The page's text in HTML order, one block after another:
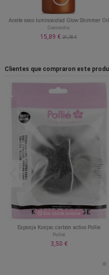
Aceite seco luminosidad Glow Shimmer Oil
Cocosolis
15,89 € 31,78 €
Clientes que compraron este
Sin stock online
Esponja Konjac carbón activo Pollie
Pollié
3,50 €